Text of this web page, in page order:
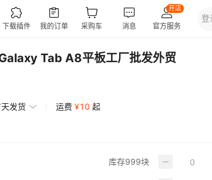
Tab A8平板工厂批发外贸
发货 运费 ¥10 起
库存999块